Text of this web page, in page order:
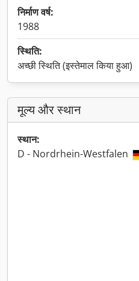
निर्माण वर्ष:
1988
स्थिति:
अच्छी स्थिति (इस्तेमाल किया हुआ)
मूल्य और स्थान
स्थान:
D - Nordrhein-Westfalen